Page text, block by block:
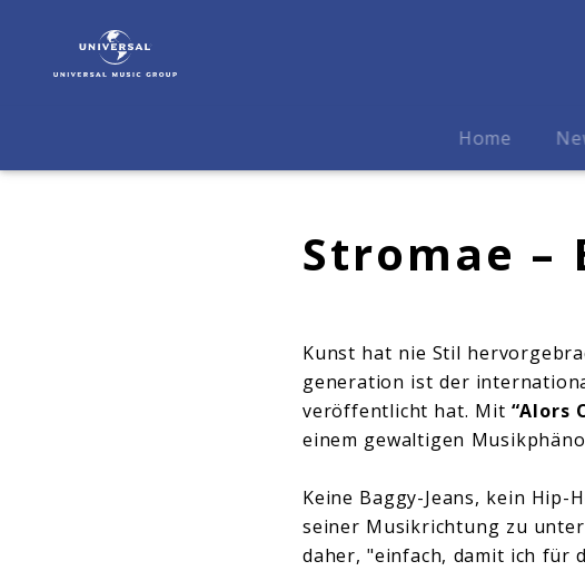
Biografie
Home
Stromae –
Kunst hat nie Stil
generation ist der
veröffentlicht hat. Mit “Alors
einem gewaltigen
Keine Baggy-Jeans, kein Hip-
seiner Musikrichtung zu
daher, "einfach, damit ich für